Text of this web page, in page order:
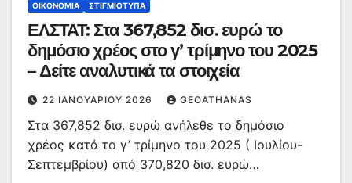
ΟΙΚΟΝΟΜΊΑ ΣΤΙΓΜΙΌΤΥΠΑ
ΕΛΣΤΑΤ: Στα 367,852 δισ. ευρώ το
δημόσιο χρέος στο γ’ τρίμηνο του 2025
– Δείτε αναλυτικά τα στοιχεία
22 ΙΑΝΟΥΑΡΊΟΥ 2026 GEOATHANAS
Στα 367,852 δισ. ευρώ ανήλεθε το δημόσιο
χρέος κατά το γ’ τρίμηνο του 2025 ( Ιουλίου-
Σεπτεμβρίου) από 370,820 δισ. ευρώ…